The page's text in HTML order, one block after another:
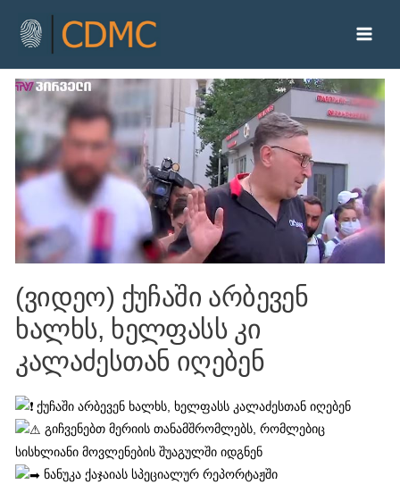
(ვიდეო) ქუჩაში არბევენ
ხალხს, ხელფასს კი
კალაძესთან იღებენ
ქუჩაში არბევენ ხალხს, ხელფასს კალაძესთან იღებენ
გიჩვენებთ მერიის თანამშრომლებს, რომლებიც
სისხლიანი მოვლენების შუაგულში იდგნენ
ნანუკა ქაჯაიას სპეციალურ რეპორტაჟში